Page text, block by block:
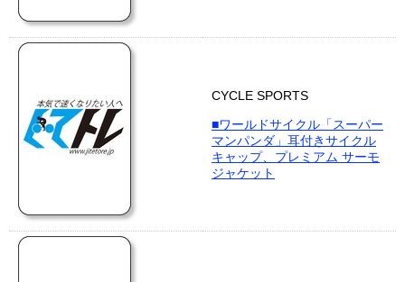
CYCLE SPORTS
■ワールドサイクル「スーパー
マンパンダ」耳付きサイクル
キャップ、プレミアム サーモ
ジャケット